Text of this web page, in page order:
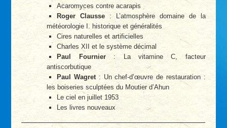
Acaromyces contre acarapis
Roger Clausse: L’atmosphère domaine de la
météorologie I. historique et généralités
Cires naturelles et artificielles
Charles XII et le système décimal
Paul Fournier: La vitamine C, facteur
antiscorbutique
Paul Wagret: Un chef-d’œuvre de restauration :
les boiseries sculptées du Moutier d’Ahun
Le ciel en juillet 1953
Les livres nouveaux